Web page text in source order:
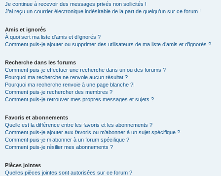
Je continue à recevoir des messages privés non sollicités !
J’ai reçu un courrier électronique indésirable de la part de quelqu’un sur ce forum !
Amis et ignorés
À quoi sert ma liste d’amis et d’ignorés ?
Comment puis-je ajouter ou supprimer des utilisateurs de ma liste d’amis et d’ignorés ?
Recherche dans les forums
Comment puis-je effectuer une recherche dans un ou des forums ?
Pourquoi ma recherche ne renvoie aucun résultat ?
Pourquoi ma recherche renvoie à une page blanche ?!
Comment puis-je rechercher des membres ?
Comment puis-je retrouver mes propres messages et sujets ?
Favoris et abonnements
Quelle est la différence entre les favoris et les abonnements ?
Comment puis-je ajouter aux favoris ou m’abonner à un sujet spécifique ?
Comment puis-je m’abonner à un forum spécifique ?
Comment puis-je résilier mes abonnements ?
Pièces jointes
Quelles pièces jointes sont autorisées sur ce forum ?